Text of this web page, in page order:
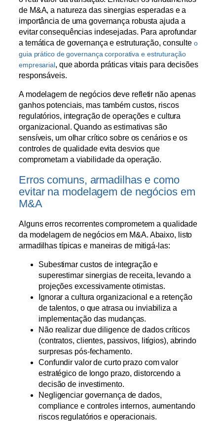
de M&A, a natureza das sinergias esperadas e a
importância de uma governança robusta ajuda a
evitar consequências indesejadas. Para aprofundar
a temática de governança e estruturação, consulte o
guia prático de governança corporativa e estruturação
empresarial, que aborda práticas vitais para decisões
responsáveis.
A modelagem de negócios deve refletir não apenas
ganhos potenciais, mas também custos, riscos
regulatórios, integração de operações e cultura
organizacional. Quando as estimativas são
sensíveis, um olhar crítico sobre os cenários e os
controles de qualidade evita desvios que
comprometam a viabilidade da operação.
Erros comuns, armadilhas e como
evitar na modelagem de negócios em
M&A
Alguns erros recorrentes comprometem a qualidade
da modelagem de negócios em M&A. Abaixo, listo
armadilhas típicas e maneiras de mitigá-las:
Subestimar custos de integração e
superestimar sinergias de receita, levando a
projeções excessivamente otimistas.
Ignorar a cultura organizacional e a retenção
de talentos, o que atrasa ou inviabiliza a
implementação das mudanças.
Não realizar due diligence de dados críticos
(contratos, clientes, passivos, litígios), abrindo
surpresas pós-fechamento.
Confundir valor de curto prazo com valor
estratégico de longo prazo, distorcendo a
decisão de investimento.
Negligenciar governança de dados,
compliance e controles internos, aumentando
riscos regulatórios e operacionais.